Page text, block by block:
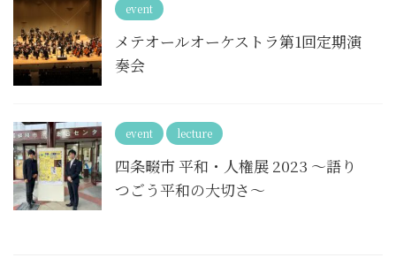
event
メテオールオーケストラ第1回定期演
奏会
event lecture
四条畷市 平和・人権展 2023 ～語り
つごう平和の大切さ～